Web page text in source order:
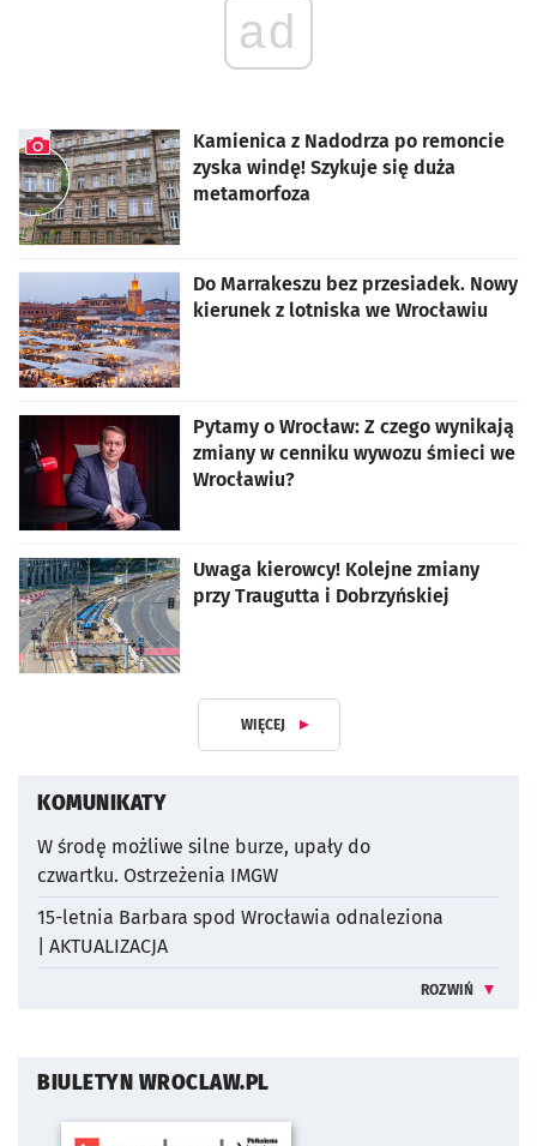
ad
Kamienica z Nadodrza po remoncie
zyska windę! Szykuje się duża
metamorfoza
Do Marrakeszu bez przesiadek. Nowy
kierunek z lotniska we Wrocławiu
Pytamy o Wrocław: Z czego wynikają
zmiany w cenniku wywozu śmieci we
Wrocławiu?
Uwaga kierowcy! Kolejne zmiany
przy Traugutta i Dobrzyńskiej
WIĘCEJ ARTYKUŁÓW
KOMUNIKATY
W środę możliwe silne burze, upały do
czwartku. Ostrzeżenia IMGW
15-letnia Barbara spod Wrocławia odnaleziona
| AKTUALIZACJA
ROZWIŃ
BIULETYN WROCLAW.PL